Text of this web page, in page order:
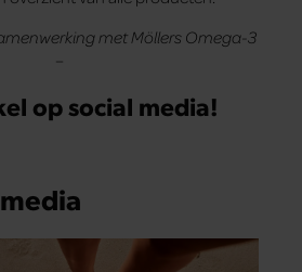
met Möllers Omega-3
op social media!